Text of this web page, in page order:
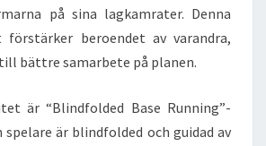
på sina lagkamrater. Denna
förstärker beroendet av varandra,
bättre samarbete på planen.
är “Blindfolded Base Running”-
spelare är blindfolded och guidad av